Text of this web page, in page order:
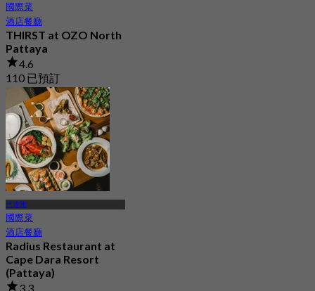
國際菜
酒店餐廳
THIRST at OZO North
Pattaya
4.6
110 已預訂
฿ 569
芭達雅
國際菜
酒店餐廳
Radius Restaurant at
Cape Dara Resort
(Pattaya)
3.3